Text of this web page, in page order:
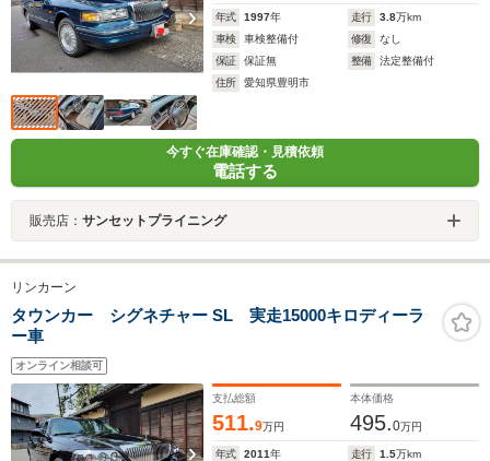
年式 1997年 走行 3.8万km
車検
車検整備付 修復
なし
保証
保証無 整備
法定整備付
住所
愛知県豊明市
今すぐ在庫確認・見積依頼
電話する
販売店： サンセットプライニング
リンカーン
タウンカー シグネチャー SL 実走15000キロディーラ
ー車
オンライン相談可
支払総額
511.9万円
本体価格
495.0万円
年式 2011年 走行 1.5万km